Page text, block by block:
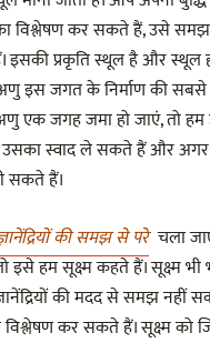
विश्लेषण कर सकते हैं, उसे
इसकी प्रकृति स्थूल है और
इस जगत के निर्माण की सबसे
एक जगह जमा हो जाएं, तो
स्वाद ले सकते हैं और अगर
सकते हैं।
की समझ से परेचला
इसे हम सूक्ष्म कहते हैं। सूक्ष्म भी
की मदद से समझ नहीं
कर सकते हैं। सूक्ष्म